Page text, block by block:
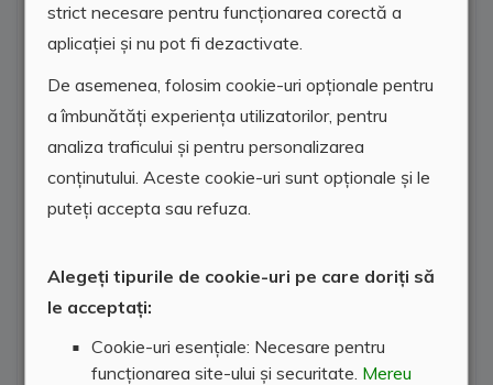
strict necesare pentru funcționarea corectă a
aplicației și nu pot fi dezactivate.
De asemenea, folosim cookie-uri opționale pentru
a îmbunătăți experiența utilizatorilor, pentru
analiza traficului și pentru personalizarea
conținutului. Aceste cookie-uri sunt opționale și le
puteți accepta sau refuza.
Alegeți tipurile de cookie-uri pe care doriți să
le acceptați:
Cookie-uri esențiale: Necesare pentru
funcționarea site-ului și securitate. Mereu